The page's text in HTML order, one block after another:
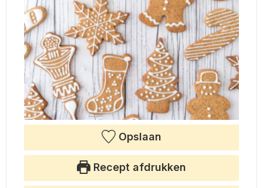
Opslaan
Recept afdrukken